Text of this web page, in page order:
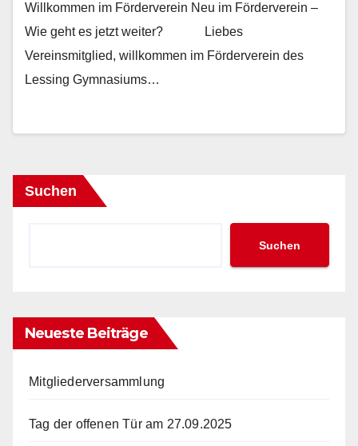
Willkommen im Förderverein Neu im Förderverein –
Wie geht es jetzt weiter? Liebes
Vereinsmitglied, willkommen im Förderverein des
Lessing Gymnasiums…
Suchen
Suchen
Neueste Beiträge
Mitgliederversammlung
Tag der offenen Tür am 27.09.2025